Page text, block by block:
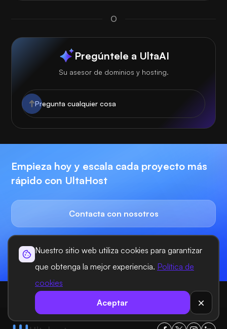
Nuestro sitio web utiliza cookies para garantizar
que obtenga la mejor experiencia. Política de
cookies
Aceptar
O
Pregúntele a UltaAI
Su asesor de dominios y hosting.
Empieza hoy y escala cada proyecto más
rápido con UltaHost
Contacta con nosotros
Empieza ahora
Ultahost